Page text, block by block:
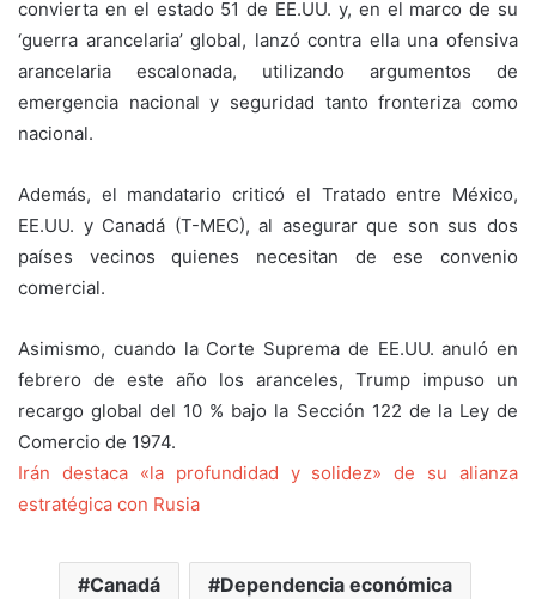
convierta en el estado 51 de EE.UU. y, en el marco de su
‘guerra arancelaria’ global, lanzó contra ella una ofensiva
arancelaria escalonada, utilizando argumentos de
emergencia nacional y seguridad tanto fronteriza como
nacional.
Además, el mandatario criticó el Tratado entre México,
EE.UU. y Canadá (T-MEC), al asegurar que son sus dos
países vecinos quienes necesitan de ese convenio
comercial.
Asimismo, cuando la Corte Suprema de EE.UU. anuló en
febrero de este año los aranceles, Trump impuso un
recargo global del 10 % bajo la Sección 122 de la Ley de
Comercio de 1974.
Irán destaca «la profundidad y solidez» de su alianza
estratégica con Rusia
Canadá Dependencia económica